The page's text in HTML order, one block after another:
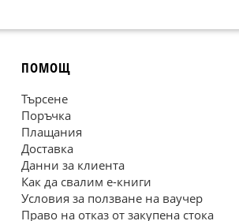
ПОМОЩ
Търсене
Поръчка
Плащания
Доставка
Данни за клиента
Как да свалим е-книги
Условия за ползване на ваучер
Право на отказ от закупена стока